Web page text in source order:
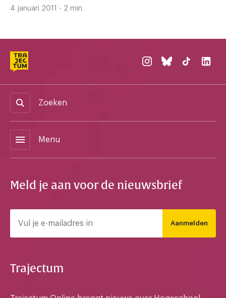
4 januari 2011 - 2 min.
Zoeken
menu Menu
Meld je aan voor de nieuwsbrief
Aanmelden
Trajectum